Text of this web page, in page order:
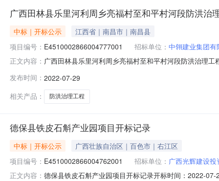
广西田林县乐里河利周乡亮福村至和平村河段防洪治
中标｜开标公示
江西省｜南昌市｜南昌县
项目编号： E4510002866004777001 招标单位： 中翎建业集团有
正文内容： 广西田林县乐里河利周乡亮福村至和平村河段防洪治理
祥臻建设工程有限公司;项目负责人:;报价:0.00元/%;工期
发布时间： 2022-07-29
相关产品：
防洪治理工程
德保县铁皮石斛产业园项目开标记录
中标｜开标公示
广西壮族自治区｜百色市｜右江区
项目编号： E4510002866004762001 招标单位： 广西光辉建设
正文内容： 德保县铁皮石斛产业园项目开标记录开标时间：2022-